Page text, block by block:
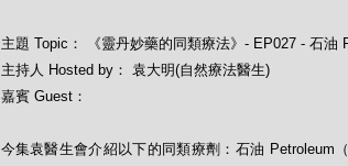
主題 Topic： 《靈丹妙藥的同類療法》- EP027 - 石油
主持人 Hosted by： 袁大明(自然療法醫生)
嘉賓 Guest：
今集袁醫生會介紹以下的同類療劑：石油 Petroleum